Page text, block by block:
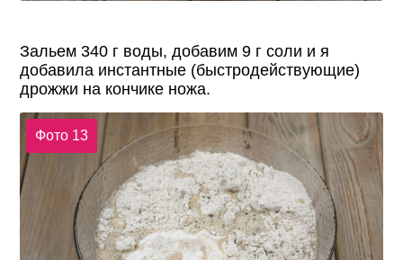
Зальем 340 г воды, добавим 9 г соли и я
добавила инстантные (быстродействующие)
дрожжи на кончике ножа.
Фото 13